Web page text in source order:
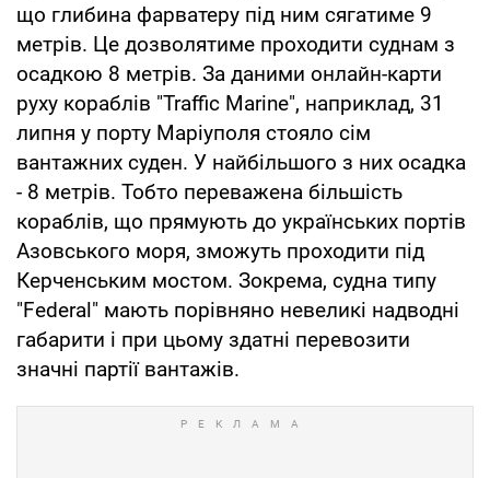
що глибина фарватеру під ним сягатиме 9
метрів. Це дозволятиме проходити суднам з
осадкою 8 метрів. За даними онлайн-карти
руху кораблів "Traffic Marine", наприклад, 31
липня у порту Маріуполя стояло сім
вантажних суден. У найбільшого з них осадка
- 8 метрів. Тобто переважена більшість
кораблів, що прямують до українських портів
Азовського моря, зможуть проходити під
Керченським мостом. Зокрема, судна типу
"Federal" мають порівняно невеликі надводні
габарити і при цьому здатні перевозити
значні партії вантажів.